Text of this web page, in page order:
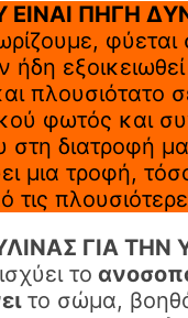
ΕΙΝΑΙ ΠΗΓΗ
φύεται
ήδη
πλουσιότατο
φωτός και
στη διατροφή
μια τροφή,
τις
ΓΙΑ ΤΗΝ
το
το σώμα,